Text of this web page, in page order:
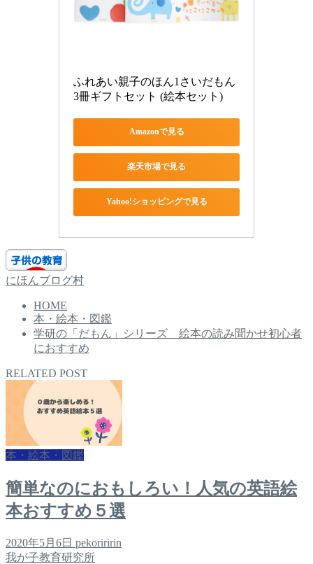
ふれあい親子のほん1さいだもん
3冊ギフトセット (絵本セット)
Amazonで見る
楽天市場で見る
Yahoo!ショッピングで見る
にほんブログ村
HOME
本・絵本・図鑑
学研の「だもん」シリーズ 絵本の読み聞かせ初心者
におすすめ
RELATED POST
本・絵本・図鑑
簡単なのにおもしろい！人気の英語絵
本おすすめ５選
2020年5月6日 pekoriririn
我が子教育研究所